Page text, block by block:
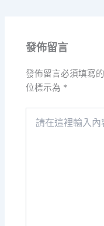
發佈留言
發佈留言必須填寫
位標示為 *